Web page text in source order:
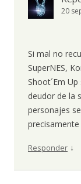
20
Si mal no
SuperNES,
Shoot´Em
deudor de la
personajes
precisamente
Responder ↓